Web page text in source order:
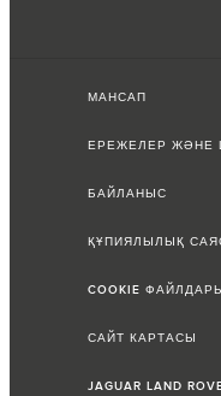
МАНСАП
ЕРЕЖЕЛЕР ЖӘНЕ
БАЙЛАНЫС
ҚҰПИЯЛЫЛЫҚ
COOKIE
САЙТ КАРТАСЫ
JAGUAR LAND